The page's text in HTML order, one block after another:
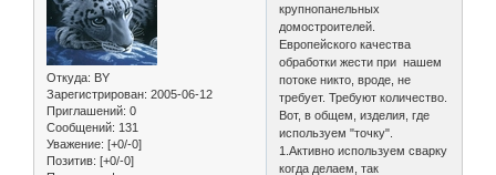
Откуда: BY
Зарегистрирован: 2005-06-12
Приглашений: 0
Сообщений: 131
Уважение: [+0/-0]
Позитив: [+0/-0]
крупнопанельных
домостроителей.
Европейского качества
обработки жести при нашем
потоке никто, вроде, не
требует. Требуют количество.
Вот, в общем, изделия, где
используем "точку".
1.Активно используем сварку
когда делаем, так